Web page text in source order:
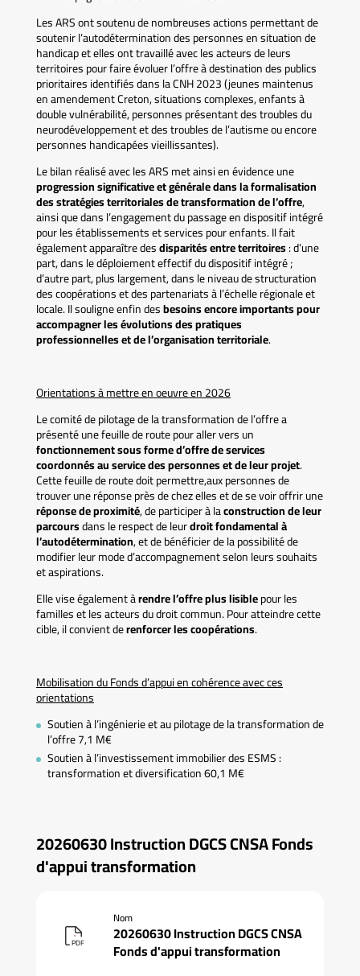
Les ARS ont soutenu de nombreuses actions permettant de
soutenir l’autodétermination des personnes en situation de
handicap et elles ont travaillé avec les acteurs de leurs
territoires pour faire évoluer l’offre à destination des publics
prioritaires identifiés dans la CNH 2023 (jeunes maintenus
en amendement Creton, situations complexes, enfants à
double vulnérabilité, personnes présentant des troubles du
neurodéveloppement et des troubles de l’autisme ou encore
personnes handicapées vieillissantes).
Le bilan réalisé avec les ARS met ainsi en évidence une
progression significative et générale dans la formalisation
des stratégies territoriales de transformation de l’offre,
ainsi que dans l’engagement du passage en dispositif intégré
pour les établissements et services pour enfants. Il fait
également apparaître desdisparités entre territoires: d’une
part, dans le déploiement effectif du dispositif intégré ;
d’autre part, plus largement, dans le niveau de structuration
des coopérations et des partenariats à l’échelle régionale et
locale. Il souligne enfin desbesoins encore importants pour
accompagner les évolutions des pratiques
professionnelles et de l’organisation territoriale.
Orientations à mettre en oeuvre en 2026
Le comité de pilotage de la transformation de l’offre a
présenté une feuille de route pour aller vers un
fonctionnement sous forme d’offre de services
coordonnés au service des personnes et de leur projet.
Cette feuille de route doit permettre,aux personnes de
trouver une réponse près de chez elles et de se voir offrir une
réponse de proximité, de participer à laconstruction de leur
parcoursdans le respect de leurdroit fondamental à
l’autodétermination, et de bénéficier de la possibilité de
modifier leur mode d’accompagnement selon leurs souhaits
et aspirations.
Elle vise également àrendre l’offre plus lisiblepour les
familles et les acteurs du droit commun. Pour atteindre cette
cible, il convient derenforcer les coopérations.
Mobilisation du Fonds d’appui en cohérence avec ces
orientations
Soutien à l’ingénierie et au pilotage de la transformation de
l’offre 7,1 M€
Soutien à l’investissement immobilier des ESMS :
transformation et diversification 60,1 M€
20260630 Instruction DGCS CNSA Fonds
d'appui transformation
PDF
Nom
20260630 Instruction DGCS CNSA
Fonds d'appui transformation